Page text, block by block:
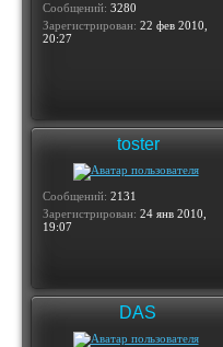
Сообщений: 3280
Зарегистрирован: 22 фев 2010,
20:27
toster
Сообщений: 2131
Зарегистрирован: 24 янв 2010,
19:07
DAS